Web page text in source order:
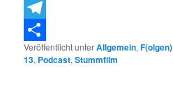
Threema
Telegram
Teilen
Veröffentlicht unterAllgemein,F(olgen)
13, Podcast,Stummfilm